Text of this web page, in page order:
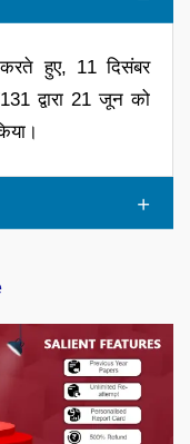
करते हुए, 11 दिसंबर
द्वारा 21 जून को